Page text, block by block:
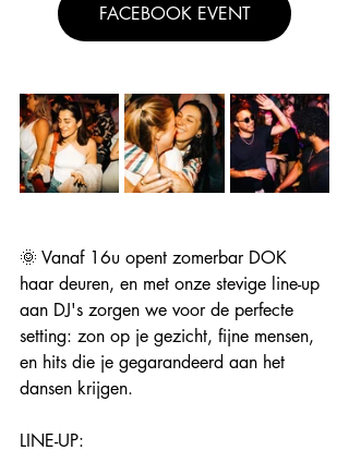
FACEBOOK EVENT
🌞 Vanaf 16u opent zomerbar DOK
haar deuren, en met onze stevige line-up
aan DJ's zorgen we voor de perfecte
setting: zon op je gezicht, fijne mensen,
en hits die je gegarandeerd aan het
dansen krijgen.
LINE-UP: